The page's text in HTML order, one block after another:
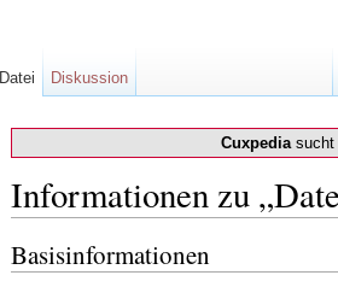
Cuxpediasucht
Informationen zu
Basisinformationen
Datei Diskussion